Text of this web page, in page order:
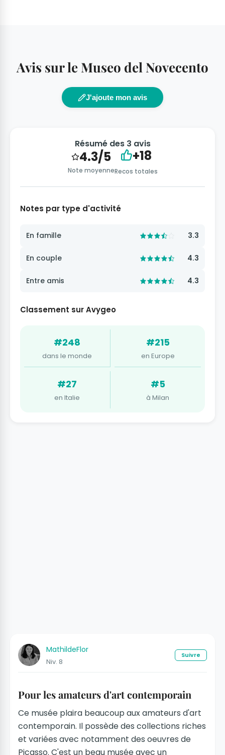
Avis sur le Museo del Novecento
J'ajoute mon avis
Résumé des 3 avis
4.3/5
Note moyenne
+18
Recos totales
Notes par type d'activité
En famille 3.3
En couple 4.3
Entre amis 4.3
Classement sur Avygeo
#248
dans le monde
#215
en Europe
#27
en Italie
#5
à Milan
MathildeFlor
Niv. 8
Suivre
Pour les amateurs d'art contemporain
Ce musée plaira beaucoup aux amateurs d'art
contemporain. Il possède des collections riches
et variées avec notamment des oeuvres de
Picasso. C'est un beau musée avec un